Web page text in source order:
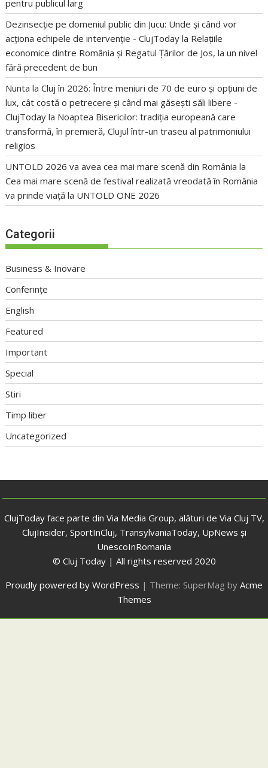
pentru publicul larg
Dezinsecție pe domeniul public din Jucu: Unde și când vor
acționa echipele de intervenție - ClujToday la Relațiile
economice dintre România și Regatul Țărilor de Jos, la un nivel
fără precedent de bun
Nunta la Cluj în 2026: Între meniuri de 70 de euro și opțiuni de
lux, cât costă o petrecere și când mai găsești săli libere -
ClujToday la Noaptea Bisericilor: tradiția europeană care
transformă, în premieră, Clujul într-un traseu al patrimoniului
religios
UNTOLD 2026 va avea cea mai mare scenă din România la
Cea mai mare scenă de festival realizată vreodată în România
va prinde viață la UNTOLD ONE 2026
Categorii
Business & Inovare
Conferințe
English
Featured
Important
Special
Stiri
Timp liber
Uncategorized
ClujToday face parte din Via Media Group, alături de Via Cluj TV,
ClujInsider, SportInCluj, TransylvaniaToday, UpNews și
UnescoInRomania
© Cluj Today | All rights reserved 2020
Proudly powered by WordPress | Theme: SuperMag by Acme
Themes